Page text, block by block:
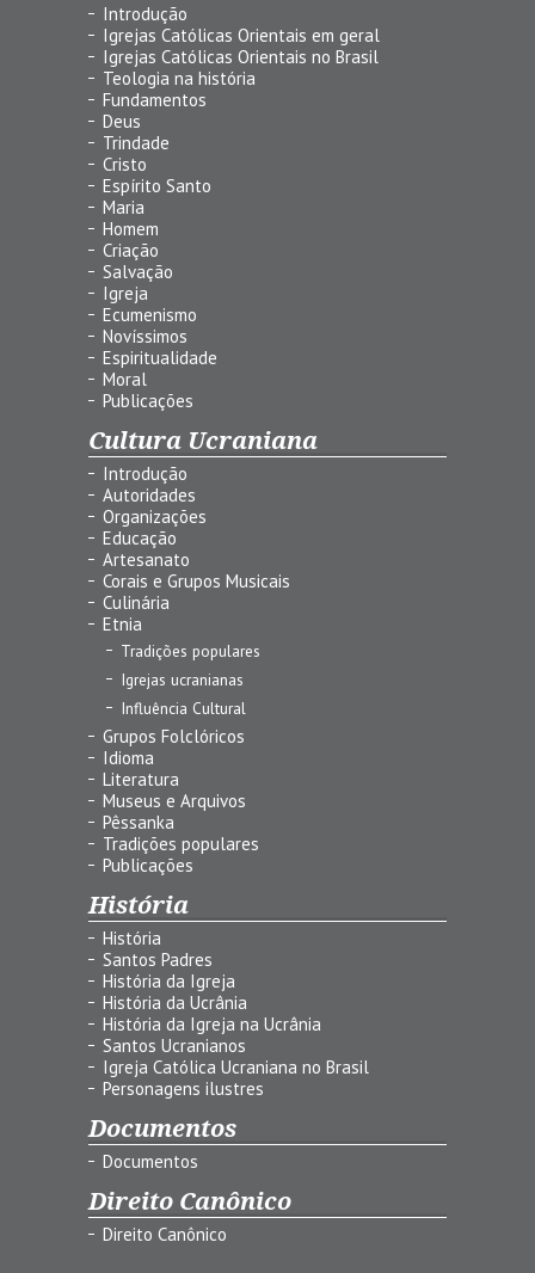
Introdução
Igrejas Católicas Orientais em geral
Igrejas Católicas Orientais no Brasil
Teologia na história
Fundamentos
Deus
Trindade
Cristo
Espírito Santo
Maria
Homem
Criação
Salvação
Igreja
Ecumenismo
Novíssimos
Espiritualidade
Moral
Publicações
Cultura Ucraniana
Introdução
Autoridades
Organizações
Educação
Artesanato
Corais e Grupos Musicais
Culinária
Etnia
Tradições populares
Igrejas ucranianas
Influência Cultural
Grupos Folclóricos
Idioma
Literatura
Museus e Arquivos
Pêssanka
Tradições populares
Publicações
História
História
Santos Padres
História da Igreja
História da Ucrânia
História da Igreja na Ucrânia
Santos Ucranianos
Igreja Católica Ucraniana no Brasil
Personagens ilustres
Documentos
Documentos
Direito Canônico
Direito Canônico